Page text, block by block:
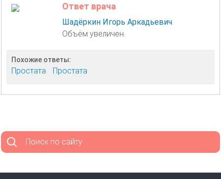
Ответ врача
Шадёркин Игорь Аркадьевич
Объём увеличен.
Похожие ответы:
Простата Простата
Поиск по сайту